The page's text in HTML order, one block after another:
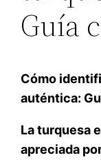
Guía
Cómo
auténtica:
La turquesa
apreciada